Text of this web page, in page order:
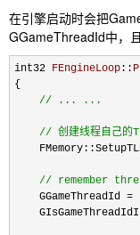
在引擎启动时会把
GGameThreadId中，
int32 FEngineLoop ::
{
// ... ...
// 创建线程自己
// remember
GGameThreadId =